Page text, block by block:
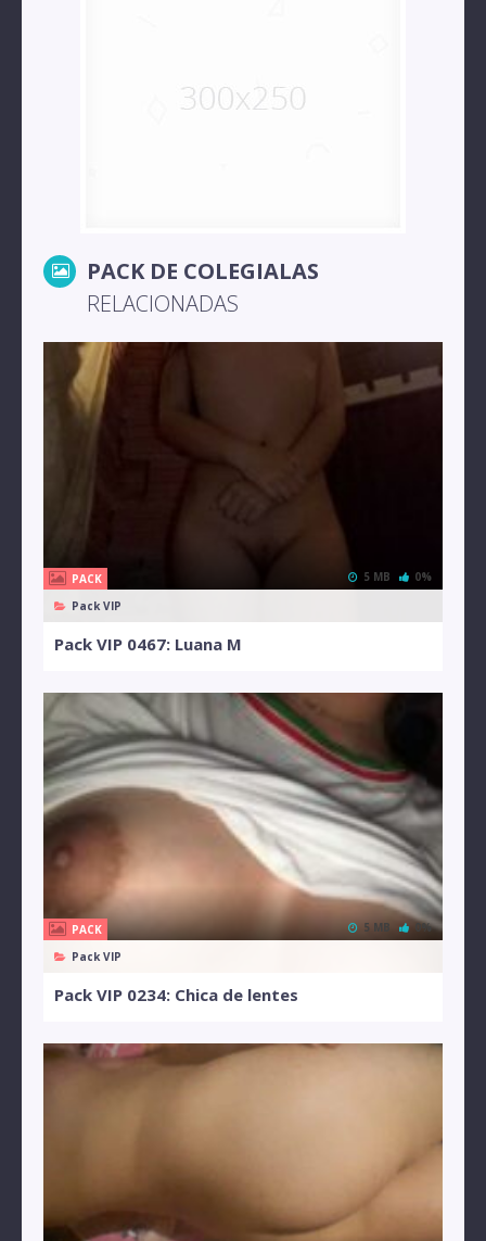
PACK DE COLEGIALAS
RELACIONADAS
PACK
Pack VIP
5 MB 0%
Pack VIP 0467: Luana M
PACK
Pack VIP
5 MB 0%
Pack VIP 0234: Chica de lentes